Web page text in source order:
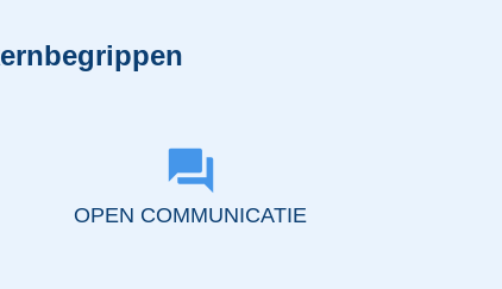
forum
OPEN COMMUNICATIE